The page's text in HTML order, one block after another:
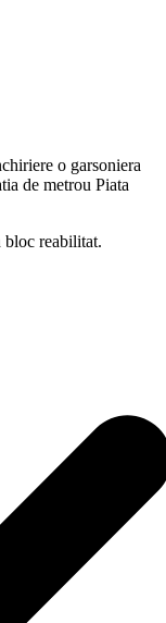
o garsoniera
de metrou Piata
bloc reabilitat.